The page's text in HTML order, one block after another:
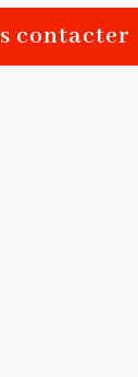
contacter